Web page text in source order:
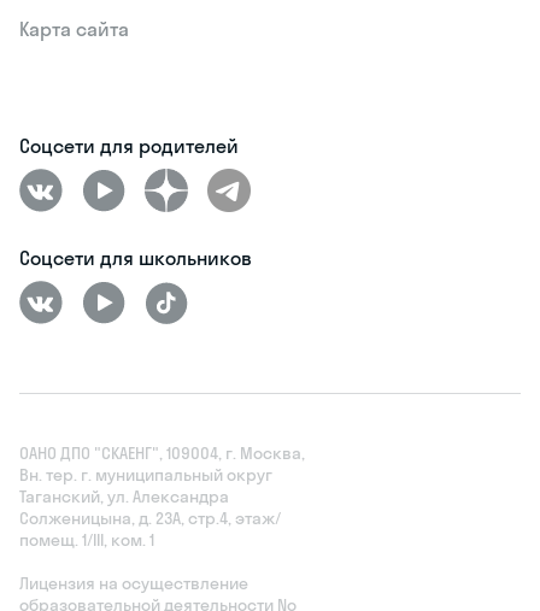
Карта сайта
Соцсети для родителей
Соцсети для школьников
ОАНО ДПО "СКАЕНГ", 109004, г. Москва,
Вн. тер. г. муниципальный округ
Таганский, ул. Александра
Солженицына, д. 23А, стр.4, этаж/
помещ. 1/III, ком. 1
Лицензия на осуществление
образовательной деятельности No